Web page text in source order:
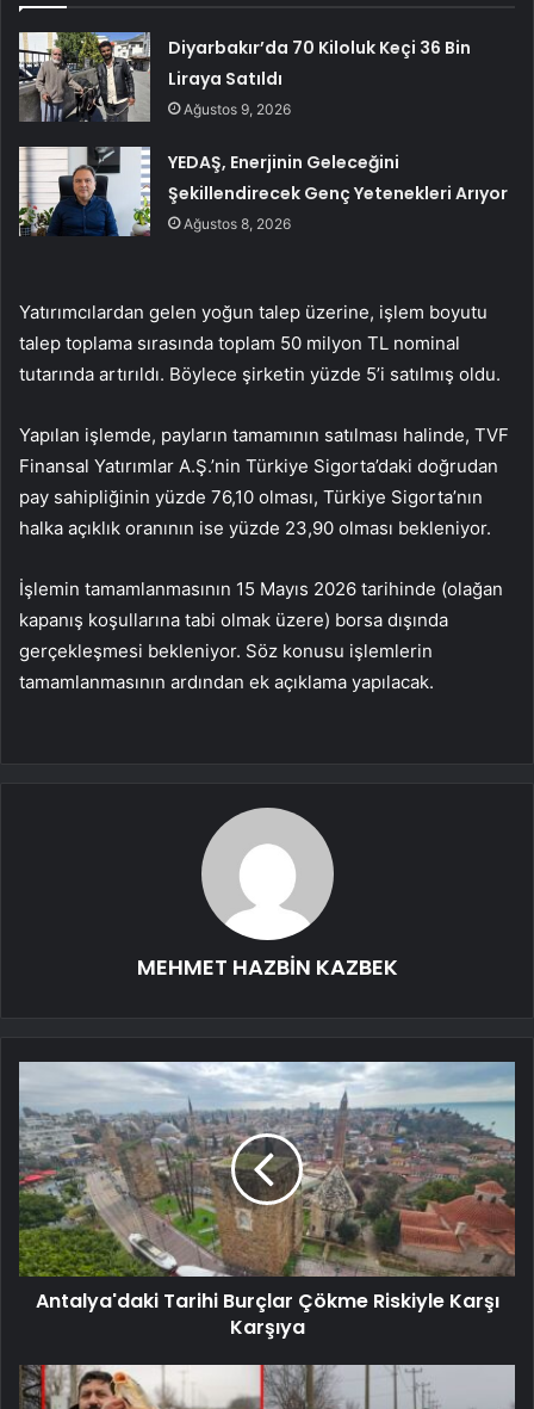
Diyarbakır’da 70 Kiloluk Keçi 36 Bin
Liraya Satıldı
Ağustos 9, 2026
YEDAŞ, Enerjinin Geleceğini
Şekillendirecek Genç Yetenekleri Arıyor
Ağustos 8, 2026
Yatırımcılardan gelen yoğun talep üzerine, işlem boyutu
talep toplama sırasında toplam 50 milyon TL nominal
tutarında artırıldı. Böylece şirketin yüzde 5’i satılmış oldu.
Yapılan işlemde, payların tamamının satılması halinde, TVF
Finansal Yatırımlar A.Ş.’nin Türkiye Sigorta’daki doğrudan
pay sahipliğinin yüzde 76,10 olması, Türkiye Sigorta’nın
halka açıklık oranının ise yüzde 23,90 olması bekleniyor.
İşlemin tamamlanmasının 15 Mayıs 2026 tarihinde (olağan
kapanış koşullarına tabi olmak üzere) borsa dışında
gerçekleşmesi bekleniyor. Söz konusu işlemlerin
tamamlanmasının ardından ek açıklama yapılacak.
MEHMET HAZBİN KAZBEK
Antalya'daki Tarihi Burçlar Çökme Riskiyle Karşı
Karşıya